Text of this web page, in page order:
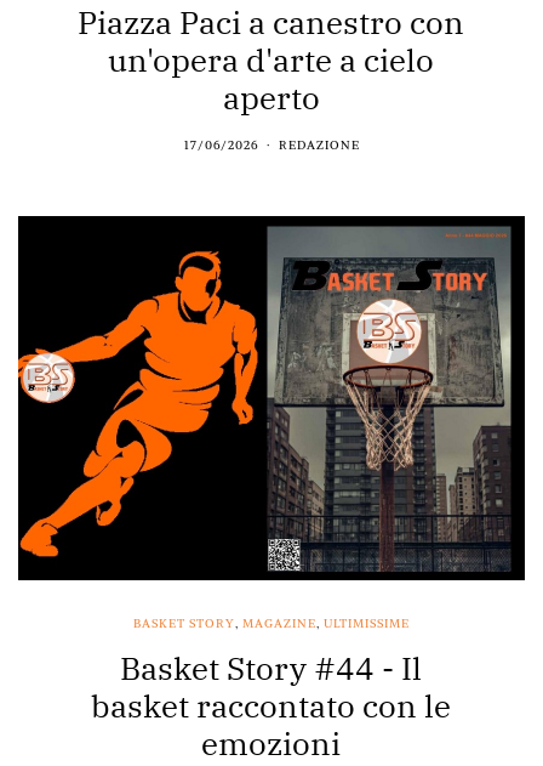
Piazza Paci a canestro con
un'opera d'arte a cielo
aperto
17/06/2026 REDAZIONE
BASKET STORY, MAGAZINE, ULTIMISSIME
Basket Story #44 - Il
basket raccontato con le
emozioni